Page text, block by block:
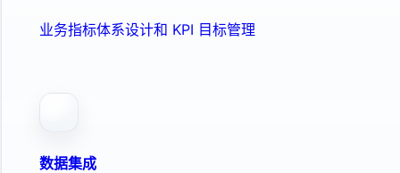
业务指标体系设计和 KPI 目标管理
数据集成